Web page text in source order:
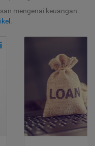
mengenai keuangan.
.